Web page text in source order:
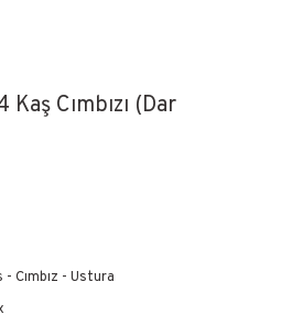
Kaş Cımbızı (Dar
- Cımbız - Ustura